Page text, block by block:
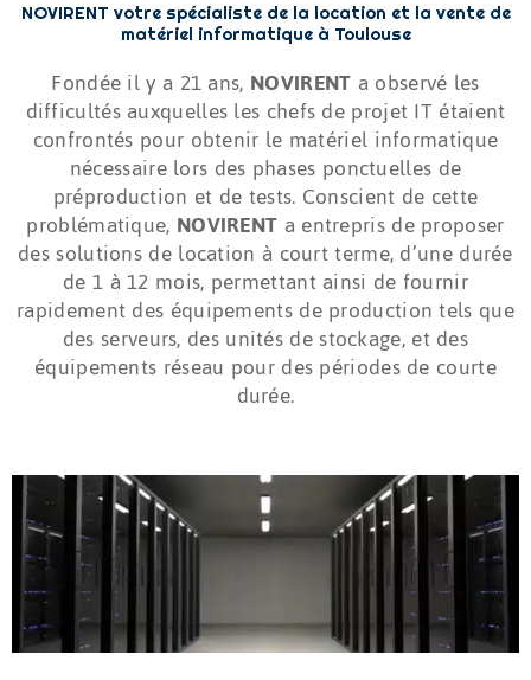
NOVIRENT votre spécialiste de la location et la vente de
matériel informatique à Toulouse
Fondée il y a 21 ans, NOVIRENT a observé les
difficultés auxquelles les chefs de projet IT étaient
confrontés pour obtenir le matériel informatique
nécessaire lors des phases ponctuelles de
préproduction et de tests. Conscient de cette
problématique, NOVIRENT a entrepris de proposer
des solutions de location à court terme, d’une durée
de 1 à 12 mois, permettant ainsi de fournir
rapidement des équipements de production tels que
des serveurs, des unités de stockage, et des
équipements réseau pour des périodes de courte
durée.